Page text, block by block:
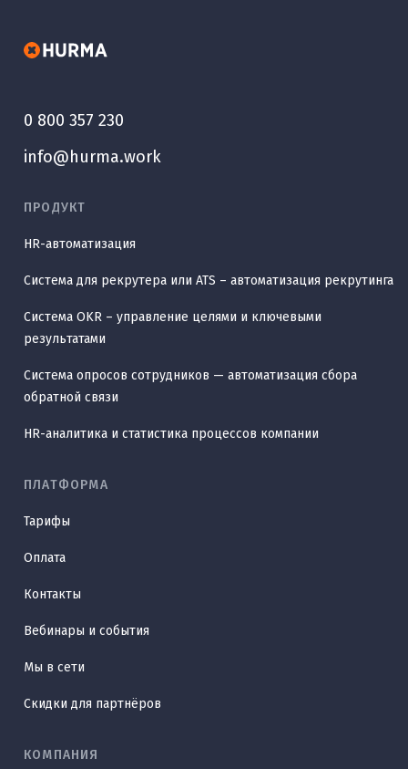
0 800 357 230
info@hurma.work
ПРОДУКТ
HR-автоматизация
Система для рекрутера или ATS – автоматизация рекрутинга
Система OKR – управление целями и ключевыми
результатами
Система опросов сотрудников — автоматизация сбора
обратной связи
HR-аналитика и статистика процессов компании
ПЛАТФОРМА
Тарифы
Оплата
Контакты
Вебинары и события
Мы в сети
Скидки для партнёров
КОМПАНИЯ